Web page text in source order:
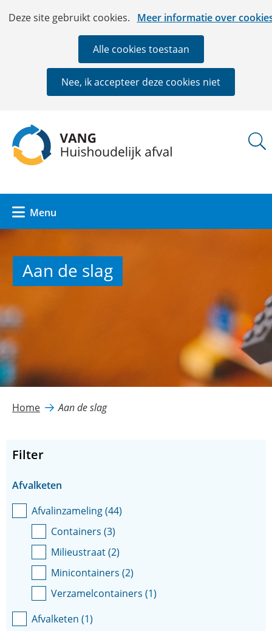
Cookies
Deze site gebruikt cookies. Meer informatie over
Hier
deze
website
worden
of
geweigerd.
Alle cookies toestaan
Nee, ik accepteer deze cookies niet
Ga
de
inhoud
Menu
Aan de slag
Home Aan de slag
Filter
Facetten
Afvalketen
Afvalinzameling(44)
Containers (3)
Milieustraat(2)
Minicontainers (2)
Verzamelcontainers (1)
Afvalketen (1)